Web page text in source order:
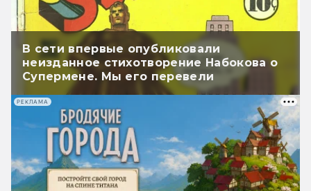
В сети впервые опубликовали
неизданное стихотворение Набокова о
Супермене. Мы его перевели
РЕКЛАМА